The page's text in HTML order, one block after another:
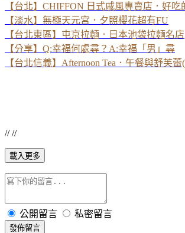
【台北】CHIFFON 日式戚風專賣店．好
【淡水】無極天元宮．夕照櫻花超有FU
【台北東區】屯京拉麵．日本池袋拉麵名店
【分享】Q:幸福何處尋？A:幸福「男」尋
【台北信義】Afternoon Tea．午餐與舒芙
// //
載入更多
公開留言 私密留言
發佈留言